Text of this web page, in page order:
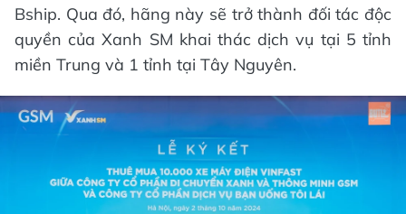
Bship. Qua đó, hãng này sẽ trở thành đối tác độc
quyền của Xanh SM khai thác dịch vụ tại 5 tỉnh
miền Trung và 1 tỉnh tại Tây Nguyên.